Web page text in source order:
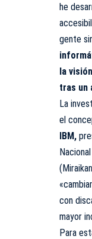
he
gente
la
tras un
La
el
IBM,
con
mayor
Para